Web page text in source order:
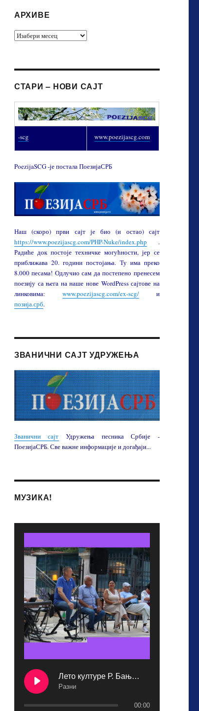
АРХИВЕ
АРХИВЕ
СТАРИ – НОВИ САЈТ
PoezijaSCG/ex-scg
www.poezijascg.com
PoezijaSCG -је постала ПоезијаСРБ
Наш (скоро) први сајт је био (и остао) сајт
https://www.poezijascg.com/PHP-Nuke/index.php .
Радиће док постоје техничке могућности, јер се
приближава 20. години постојања. Ту има преко
8.000 песама! Одлучио сам да постепено пренесем
поезију са њега на наше нове WordPress сајтове на
линковима: www.poezijascg.com/ex-scg/и
позија.срб.
ЗВАНИЧНИ САЈТ УДРУЖЕЊА
Званични сајт Удружења песника Србије -
ПоезијаСРБ. Све важне информације и догађаји...
МУЗИКА!
Лето културе Р. Бања 2025.
Разни
00:00